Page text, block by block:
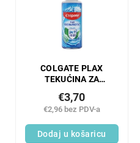
COLGATE PLAX
TEKUĆINA ZA
SOFT MINT 100 ML
€2,96 bez PDV-a
€3,70
Dodaj u košaricu